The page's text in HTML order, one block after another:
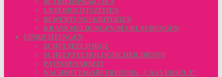
BETRIEBSPRAKTIKA
UNTERRICHTSZEITEN
BEWERTUNGSKRITERIEN
KRANKMELDUNGEN/BEURLAUBUNGEN
EINRICHTUNGEN
SCHULSEELSORGE
SCHULPSYCHOLOGISCHER DIENST
PATINNENARBEIT
NACHMITTAGSBETREUUNG „CASA URSULA“